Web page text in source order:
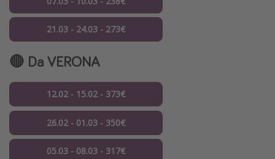
21.03 - 24.03 - 273€
🔴 Da VERONA
12.02 - 15.02 - 373€
26.02 - 01.03 - 350€
05.03 - 08.03 - 317€